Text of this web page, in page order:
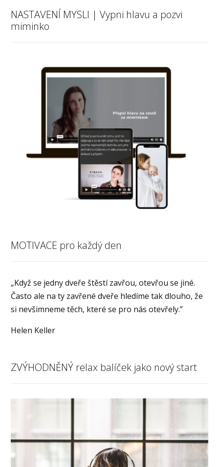
NASTAVENÍ MYSLI | Vypni hlavu a pozvi
miminko
MOTIVACE pro každý den
„Když se jedny dveře štěstí zavřou, otevřou se jiné.
Často ale na ty zavřené dveře hledíme tak dlouho, že
si nevšimneme těch, které se pro nás otevřely.”
Helen Keller
ZVÝHODNĚNÝ relax balíček jako nový start